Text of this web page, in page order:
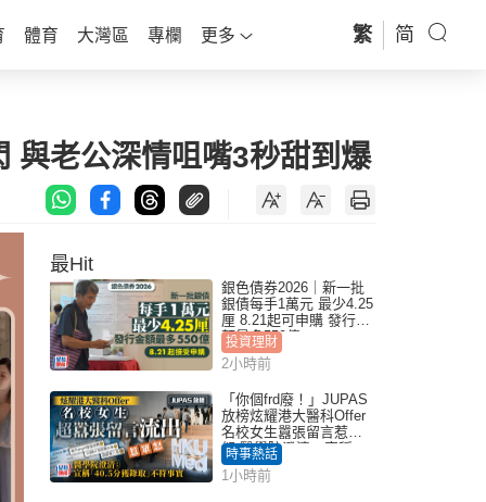
體育 大灣區 專欄 更多 繁 简
與老公深情咀嘴3秒甜到爆
最Hit
銀色債券2026｜新一批
銀債每手1萬元 最少4.25
厘 8.21起可申購 發行金
額最多550億
投資理財
2小時前
「你個frd廢！」JUPAS
放榜炫耀港大醫科Offer
名校女生囂張留言惹眾
怒 醫學院澄清：宣稱
「40.5分獲錄取」不符事
實｜Juicy叮
時事熱話
1小時前